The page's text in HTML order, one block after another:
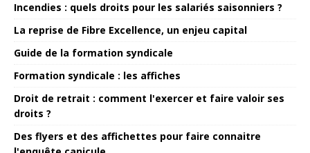
Incendies : quels droits pour les salariés saisonniers ?
La reprise de Fibre Excellence, un enjeu capital
Guide de la formation syndicale
Formation syndicale : les affiches
Droit de retrait : comment l'exercer et faire valoir ses
droits ?
Des flyers et des affichettes pour faire connaitre